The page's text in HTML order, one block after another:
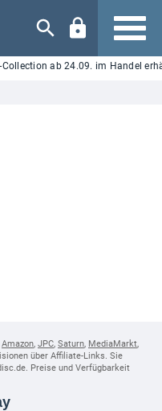
Navigation
ab 24.09. im Handel
Amazon, JPC, Saturn, MediaMarkt,
über Affiliate-Links. Sie
Preise und Verfügbarkeit